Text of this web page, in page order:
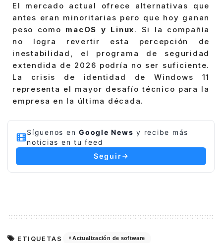
El mercado actual ofrece alternativas que
antes eran minoritarias pero que hoy ganan
peso como macOS y Linux. Si la compañía
no logra revertir esta percepción de
inestabilidad, el programa de seguridad
extendida de 2026 podría no ser suficiente.
La crisis de identidad de Windows 11
representa el mayor desafío técnico para la
empresa en la última década.
Síguenos en Google News y recibe más
noticias en tu feed
Seguir
ETIQUETAS Actualización de software